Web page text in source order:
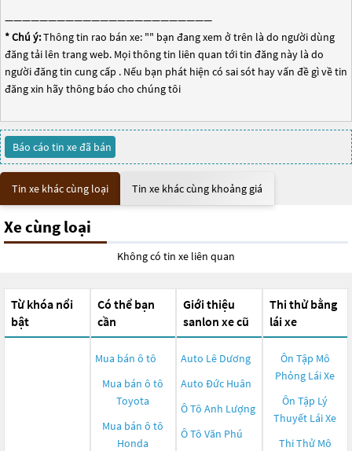
————————————————————————
* Chú ý:Thông tin rao bán xe: "" bạn đang xem ở trên là do người dùng
đăng tải lên trang web. Mọi thông tin liên quan tới tin đăng này là do
người đăng tin cung cấp . Nếu bạn phát hiện có sai sót hay vấn đề gì về tin
đăng xin hãy thông báo cho chúng tôi
Báo cáo tin xe đã bán
Tin xe khác cùng loại Tin xe khác cùng khoảng giá
Xe cùng loại
Không có tin xe liên quan
Từ khóa nổi
bật
Có thể bạn
cần
Mua bán ô tô
Mua bán ô tô
Toyota
Mua bán ô tô
Honda
Giới thiệu
sanlon xe cũ
Auto Lê Dương
Auto Đức Huân
Ô Tô Anh Lượng
Ô Tô Văn Phú
Thi thử bằng
lái xe
Ôn Tập Mô
Phỏng Lái Xe
Ôn Tập Lý
Thuyết Lái Xe
Thi Thử Mô